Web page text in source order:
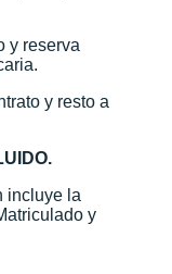
y reserva
y resto a
incluye la
y